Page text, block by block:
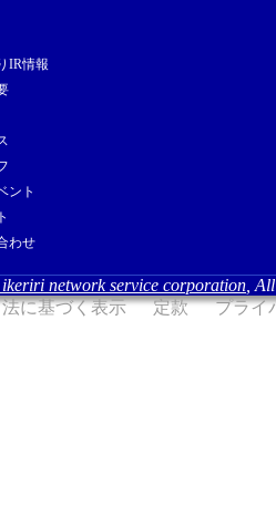
IR情報
ント
わせ
ikeriri network service corporation ,
に基づく表示
定款 プライ